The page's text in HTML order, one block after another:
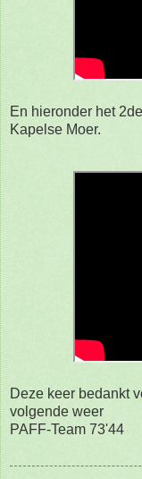
En hieronder het
Kapelse Moer.
Deze keer bedankt
volgende weer
PAFF-Team 73'44